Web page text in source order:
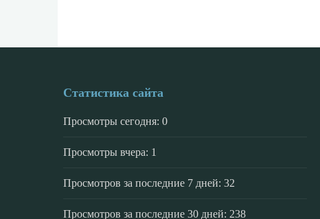
Статистика сайта
Просмотры сегодня: 0
Просмотры вчера: 1
Просмотров за последние 7 дней: 32
Просмотров за последние 30 дней: 238